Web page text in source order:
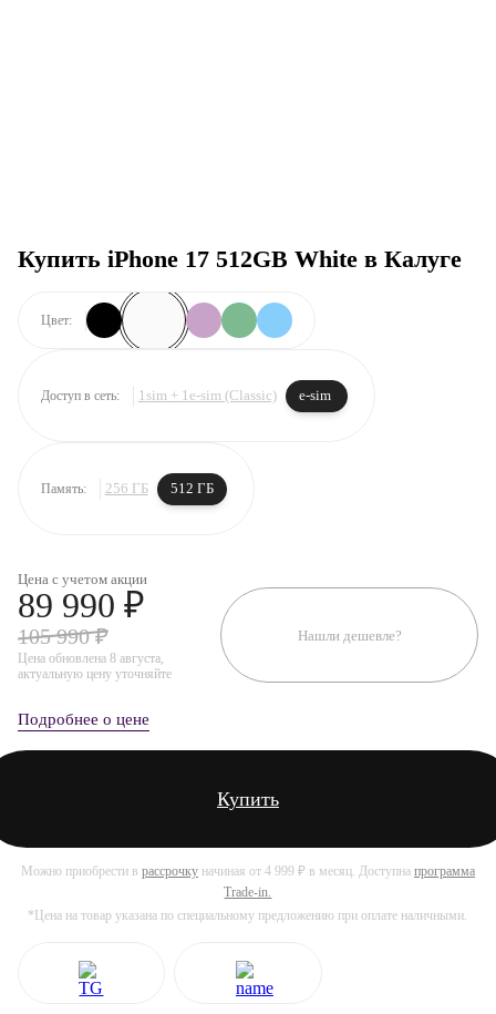
Купить iPhone 17 512GB White в Калуге
Цвет:
Доступ в сеть: 1sim + 1e-sim (Classic) e-sim
Память: 256 ГБ 512 ГБ
Цена с учетом акции
89 990 ₽
105 990 ₽
Цена обновлена 8 августа,
актуальную цену уточняйте
Нашли дешевле?
Подробнее о цене
Купить
Можно приобрести в рассрочкуначиная от 4 999 ₽ в месяц. Доступна программа
Trade-in.
*Цена на товар указана по специальному предложению при оплате наличными.